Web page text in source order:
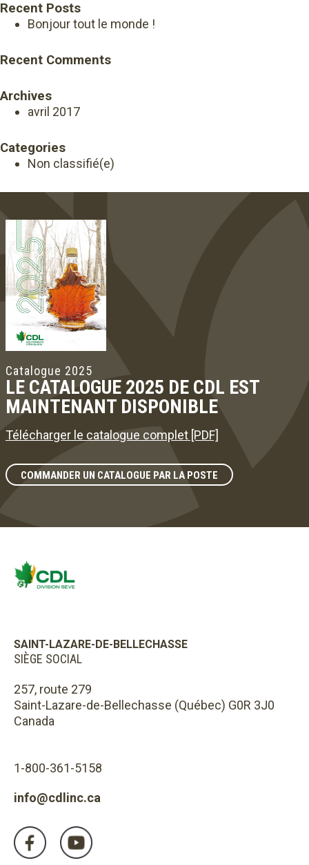
Recent Posts
Bonjour tout le monde !
Recent Comments
Archives
avril 2017
Categories
Non classifié(e)
Catalogue 2025
LE CATALOGUE 2025 DE CDL EST
MAINTENANT DISPONIBLE
Télécharger le catalogue complet [PDF]
COMMANDER UN CATALOGUE PAR LA POSTE
SAINT-LAZARE-DE-BELLECHASSE
SIÈGE SOCIAL
257, route 279
Saint-Lazare-de-Bellechasse (Québec) G0R 3J0
Canada
1-800-361-5158
info@cdlinc.ca